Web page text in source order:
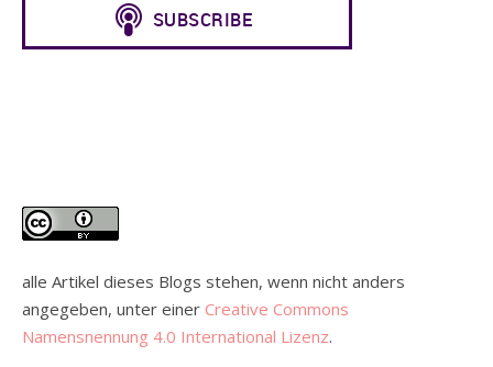
alle Artikel dieses Blogs stehen, wenn nicht anders
angegeben, unter einer Creative Commons
Namensnennung 4.0 International Lizenz.